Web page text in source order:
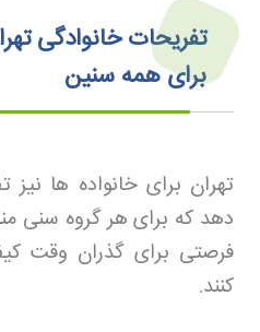
تفریحات خانوادگی
برای همه سنین
تهران برای خانواده ها
دهد که برای هر گروه سنی
فرصتی برای گذران وقت
کنند.